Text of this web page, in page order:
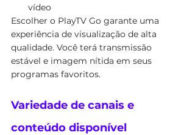
vídeo
Escolher o PlayTV Go garante uma
experiência de visualização de alta
qualidade. Você terá transmissão
estável e imagem nítida em seus
programas favoritos.
Variedade de canais e
conteúdo disponível